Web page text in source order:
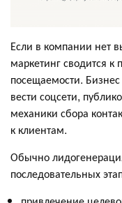
Если в компании нет
маркетинг сводится
посещаемости.
вести соцсети,
механики сбора
к клиентам.
Обычно
последовательных